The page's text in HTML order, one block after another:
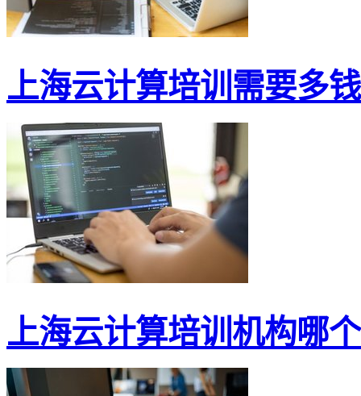
上海云计算培训需要多钱
上海云计算培训机构哪